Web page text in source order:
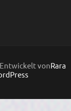
vonRara